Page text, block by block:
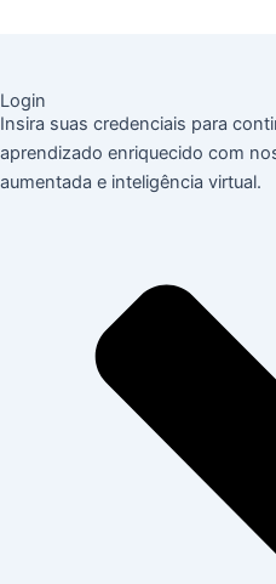
Login
Insira suas credenciais para
aprendizado enriquecido com
aumentada e inteligência virtual.